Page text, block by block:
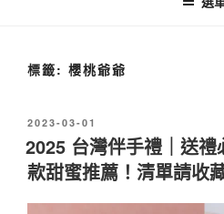
標籤: 櫻桃爺爺
發
佈
於
2023-03-01
2025 台灣伴手禮｜送
款甜蜜推薦！清單請收